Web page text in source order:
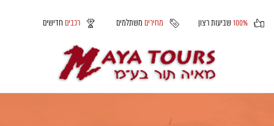
100%שביעות רצון מחירים משתלמים רכבים חדישים